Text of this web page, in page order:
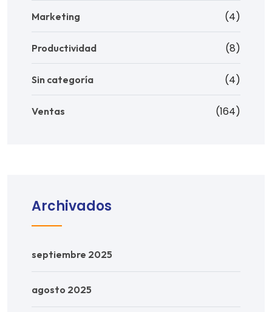
Marketing (4)
Productividad (8)
Sin categoría (4)
Ventas (164)
Archivados
septiembre 2025
agosto 2025